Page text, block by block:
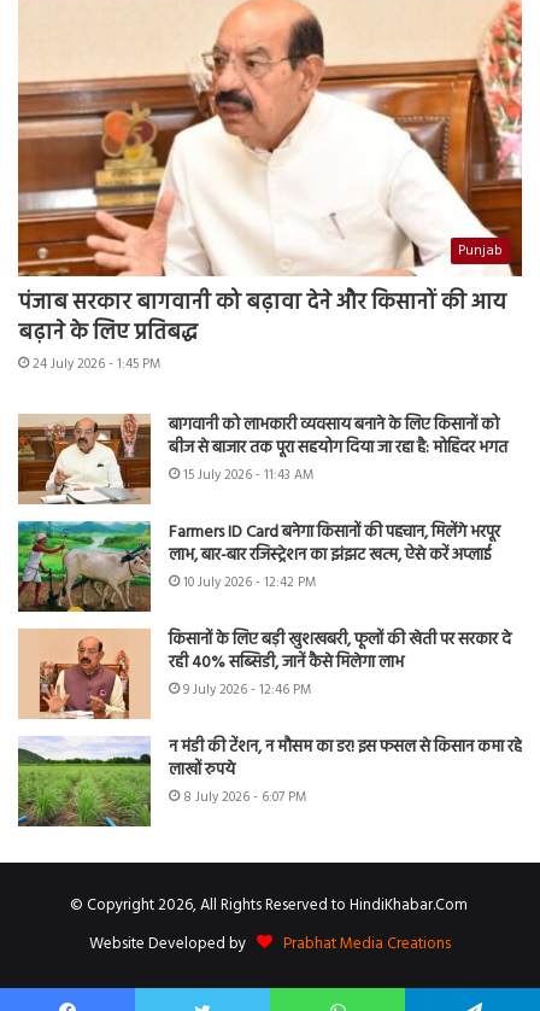
Punjab
पंजाब सरकार बागवानी को बढ़ावा देने और किसानों की आय
बढ़ाने के लिए प्रतिबद्ध
24 July 2026 - 1:45 PM
बागवानी को लाभकारी व्यवसाय बनाने के लिए किसानों को
बीज से बाजार तक पूरा सहयोग दिया जा रहा है: मोहिंदर भगत
15 July 2026 - 11:43 AM
Farmers ID Card बनेगा किसानों की पहचान, मिलेंगे भरपूर
लाभ, बार-बार रजिस्ट्रेशन का झंझट खत्म, ऐसे करें अप्लाई
10 July 2026 - 12:42 PM
किसानों के लिए बड़ी खुशखबरी, फूलों की खेती पर सरकार दे
रही 40% सब्सिडी, जानें कैसे मिलेगा लाभ
9 July 2026 - 12:46 PM
न मंडी की टेंशन, न मौसम का डर! इस फसल से किसान कमा रहे
लाखों रुपये
8 July 2026 - 6:07 PM
© Copyright 2026, All Rights Reserved to HindiKhabar.Com
Website Developed by
Prabhat Media Creations